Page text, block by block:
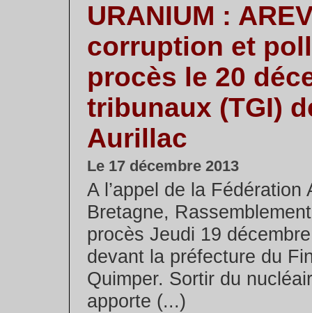
URANIUM :
corruption et
procès le 20
tribunaux (TGI)
Aurillac
Le 17 décembre 2013
A l’appel de la Fédération
Bretagne,
procès Jeudi 19
devant la préfecture du
Quimper. Sortir du
apporte (...)